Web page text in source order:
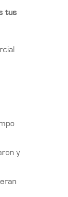
tus
y